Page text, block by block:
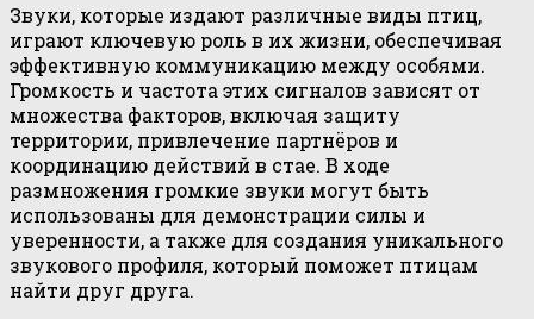
Звуки, которые издают различные виды птиц,
играют ключевую роль в их жизни, обеспечивая
эффективную коммуникацию между особями.
Громкость и частота этих сигналов зависят от
множества факторов, включая защиту
территории, привлечение партнёров и
координацию действий в стае. В ходе
размножения громкие звуки могут быть
использованы для демонстрации силы и
уверенности, а также для создания уникального
звукового профиля, который поможет птицам
найти друг друга.